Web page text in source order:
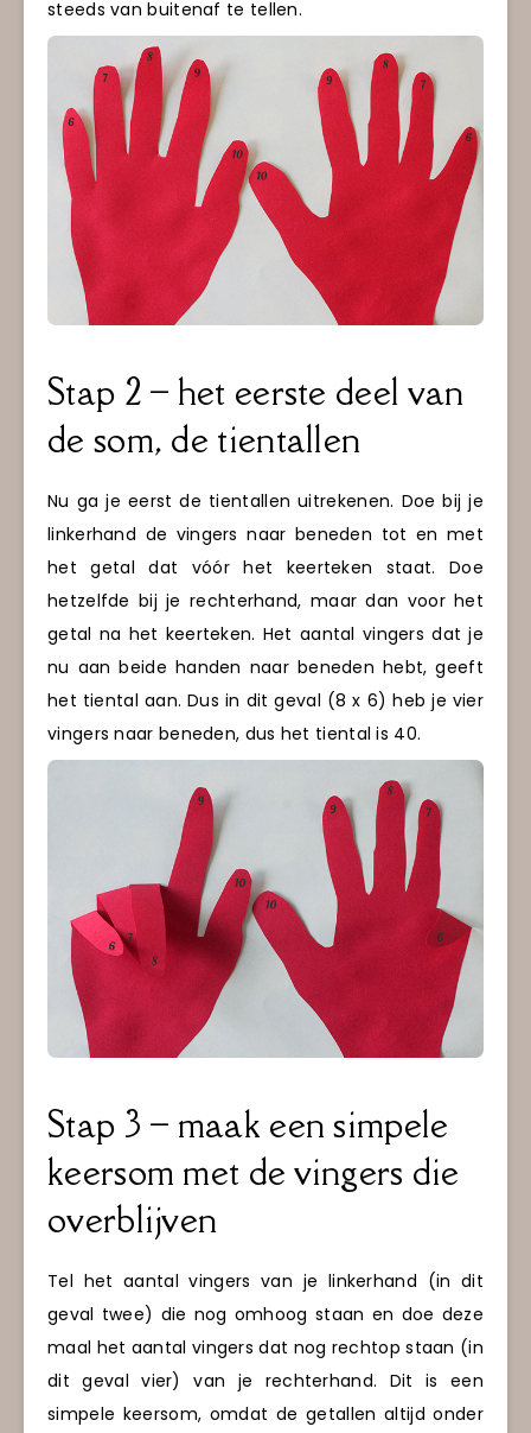
steeds van buitenaf te tellen.
Stap 2 – het eerste deel van
de som, de tientallen
Nu ga je eerst de tientallen uitrekenen. Doe bij je
linkerhand de vingers naar beneden tot en met
het getal dat vóór het keerteken staat. Doe
hetzelfde bij je rechterhand, maar dan voor het
getal na het keerteken. Het aantal vingers dat je
nu aan beide handen naar beneden hebt, geeft
het tiental aan. Dus in dit geval (8 x 6) heb je vier
vingers naar beneden, dus het tiental is 40.
Stap 3 – maak een simpele
keersom met de vingers die
overblijven
Tel het aantal vingers van je linkerhand (in dit
geval twee) die nog omhoog staan en doe deze
maal het aantal vingers dat nog rechtop staan (in
dit geval vier) van je rechterhand. Dit is een
simpele keersom, omdat de getallen altijd onder